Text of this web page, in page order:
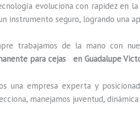
evoluciona con rapidez en
instrumento seguro, logrando una
trabajamos de la mano con
para cejas en Guadalupe
una empresa experta y
manejamos juventud,